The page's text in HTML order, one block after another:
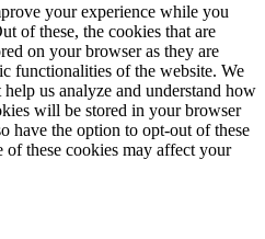
your experience while you
of these, the cookies that are
on your browser as they are
functionalities of the website. We
us analyze and understand how
will be stored in your browser
have the option to opt-out of these
these cookies may affect your